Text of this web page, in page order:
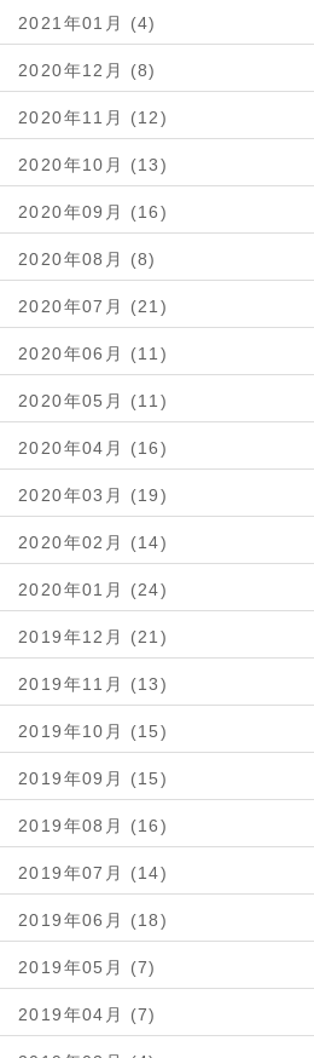
2021年01月 (4)
2020年12月 (8)
2020年11月 (12)
2020年10月 (13)
2020年09月 (16)
2020年08月 (8)
2020年07月 (21)
2020年06月 (11)
2020年05月 (11)
2020年04月 (16)
2020年03月 (19)
2020年02月 (14)
2020年01月 (24)
2019年12月 (21)
2019年11月 (13)
2019年10月 (15)
2019年09月 (15)
2019年08月 (16)
2019年07月 (14)
2019年06月 (18)
2019年05月 (7)
2019年04月 (7)